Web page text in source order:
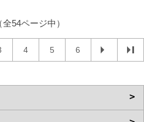
54ページ中）
4 5 6